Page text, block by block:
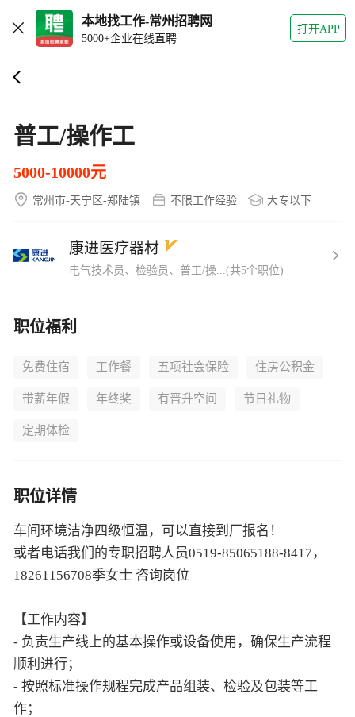
本地找工作-常州招聘网
5000+企业在线直聘
打开APP
普工/操作工
5000-10000元
常州市-天宁区-郑陆镇 不限工作经验 大专以下
康进医疗器材
电气技术员、检验员、普工/操...(共5个职位)
职位福利
免费住宿 工作餐 五项社会保险 住房公积金
带薪年假 年终奖 有晋升空间 节日礼物
定期体检
职位详情
车间环境洁净四级恒温，可以直接到厂报名！
或者电话我们的专职招聘人员0519-85065188-8417，
18261156708季女士 咨询岗位
【工作内容】
- 负责生产线上的基本操作或设备使用，确保生产流程
顺利进行；
- 按照标准操作规程完成产品组装、检验及包装等工
作；